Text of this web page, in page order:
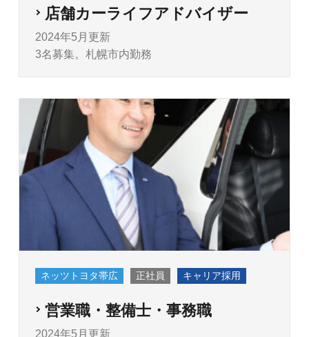
店舗カーライフアドバイザー
2024年5月更新
3名募集。札幌市内勤務
ネッツトヨタ帯広 正社員 キャリア採用
営業職・整備士・事務職
2024年5月更新